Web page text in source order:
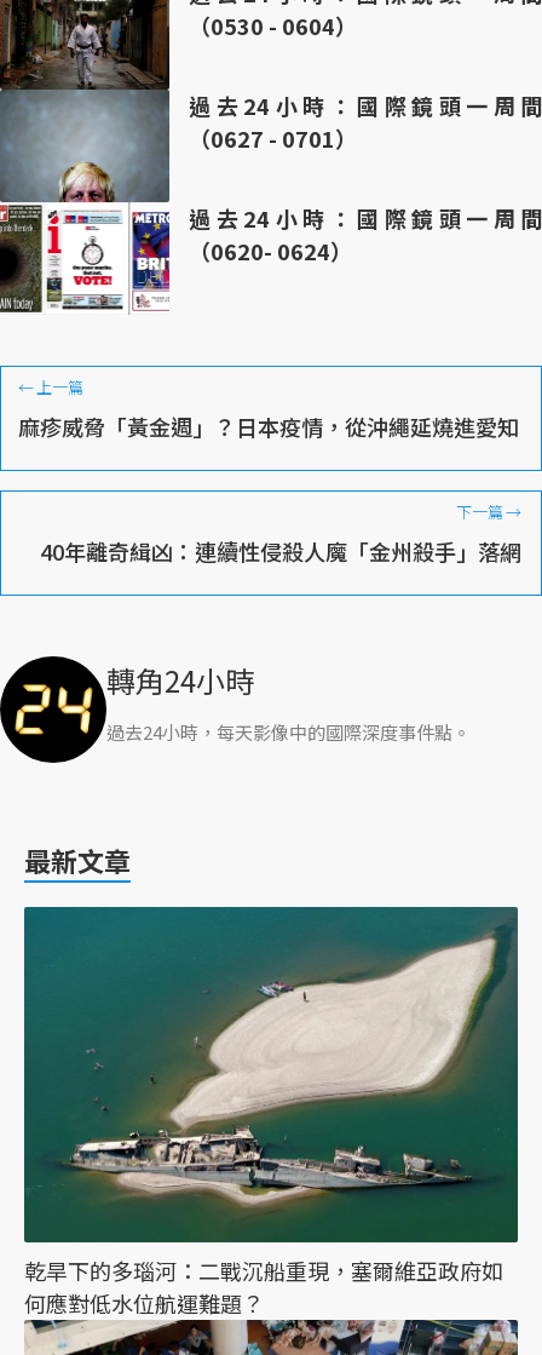
（0530 - 0604）
過去24小時：國際鏡頭一周間
（0627 - 0701）
過去24小時：國際鏡頭一周間
（0620- 0624）
←上一篇
麻疹威脅「黃金週」？日本疫情，從沖繩延燒進愛知
下一篇→
40年離奇緝凶：連續性侵殺人魔「金州殺手」落網
轉角24小時
過去24小時，每天影像中的國際深度事件點。
最新文章
乾旱下的多瑙河：二戰沉船重現，塞爾維亞政府如
何應對低水位航運難題？